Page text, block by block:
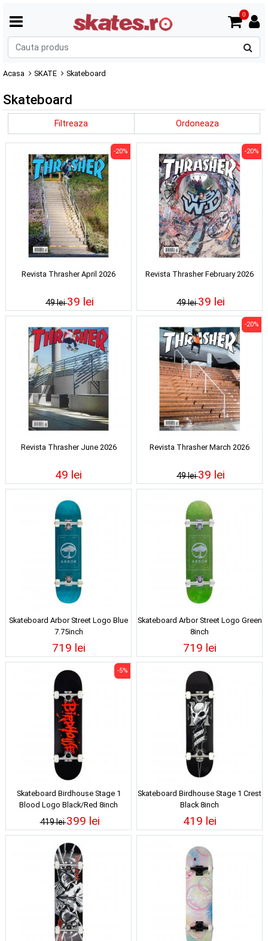
0
Acasa SKATE Skateboard
Skateboard
Filtreaza Ordoneaza
Revista Thrasher April 2026
49 lei
-20%
39 lei
Revista Thrasher February 2026
49 lei
-20%
39 lei
Revista Thrasher June 2026
49 lei
Revista Thrasher March 2026
49 lei
-20%
39 lei
Skateboard Arbor Street Logo Blue
7.75inch
719 lei
Skateboard Arbor Street Logo Green
8inch
719 lei
Skateboard Birdhouse Stage 1
Blood Logo Black/Red 8inch
419 lei
-5%
399 lei
Skateboard Birdhouse Stage 1 Crest
Black 8inch
419 lei